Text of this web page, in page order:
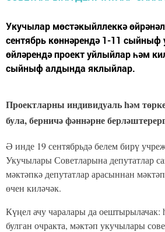
Укучылар мөстәкыйллеккә
сентябрь көннәрендә 1-11
өйләрендә проект уйлыйлар һәм
сыйныф алдында яклыйлар.
Проектларны индивидуаль һәм
була, берничә фәннәрне
Ә инде 19 сентябрьдә белем бирү
Укучылары Советларына депутатлар
мәктәпкә депутатлар арасыннан
өчен киләчәк.
Күңел ачу чаралары да
булган очракта, мәктәп укучылары